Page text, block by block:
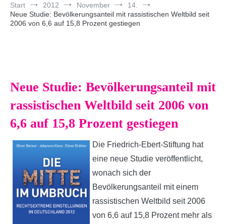
Start 2012 November
14.
Neue Studie: Bevölkerungsanteil mit rassistischen Weltbild seit
2006 von 6,6 auf 15,8 Prozent gestiegen
Neue Studie: Bevölkerungsanteil mit
rassistischen Weltbild seit 2006 von
6,6 auf 15,8 Prozent gestiegen
Die Friedrich-Ebert-Stiftung hat
eine neue Studie veröffentlicht,
wonach sich der
Bevölkerungsanteil mit einem
rassistischen Weltbild seit 2006
von 6,6 auf 15,8 Prozent mehr als